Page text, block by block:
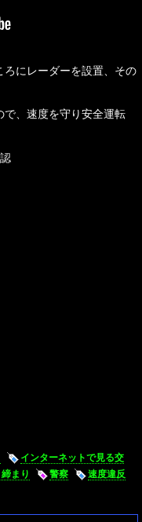
にレーダーを設置、その
で、速度を守り安全運転
インターネットで見る交
まり 警察
速度違反